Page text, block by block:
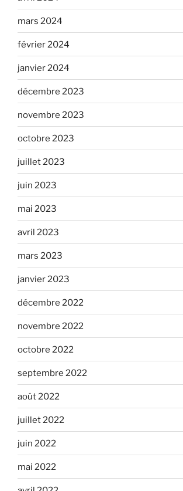
mars 2024
février 2024
janvier 2024
décembre 2023
novembre 2023
octobre 2023
juillet 2023
juin 2023
mai 2023
avril 2023
mars 2023
janvier 2023
décembre 2022
novembre 2022
octobre 2022
septembre 2022
août 2022
juillet 2022
juin 2022
mai 2022